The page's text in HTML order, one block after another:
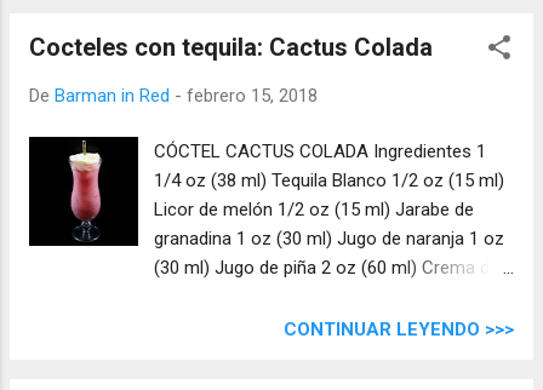
Cocteles con tequila: Cactus Colada
De Barman in Red - febrero 15, 2018
CÓCTEL CACTUS COLADA Ingredientes 1
1/4 oz (38 ml) Tequila Blanco 1/2 oz (15 ml)
Licor de melón 1/2 oz (15 ml) Jarabe de
granadina 1 oz (30 ml) Jugo de naranja 1 oz
(30 ml) Jugo de piña 2 oz (60 ml) Crema de
CONTINUAR LEYENDO >>>